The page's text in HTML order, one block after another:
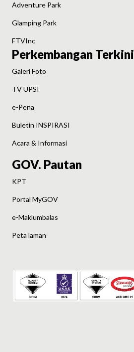
Adventure Park
Glamping Park
FTVInc
Perkembangan Terkini
Galeri Foto
TV UPSI
e-Pena
Buletin INSPIRASI
Acara & Informasi
GOV. Pautan
KPT
Portal MyGOV
e-Maklumbalas
Peta laman